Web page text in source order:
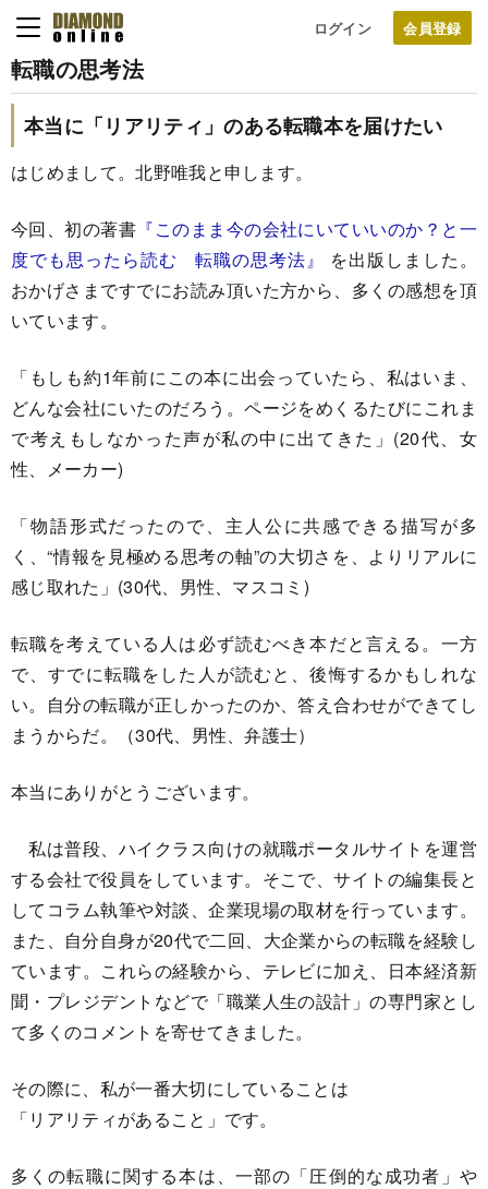
ログイン
転職の思考法
本当に「リアリティ」のある転職本を届けたい
はじめまして。北野唯我と申します。
今回、初の著書 『このまま今の会社にいていいのか？と一
度でも思ったら読む 転職の思考法』
を出版しました。
おかげさまですでにお読み頂いた方から、多くの感想を頂
いています。
「もしも約1年前にこの本に出会っていたら、私はいま、
どんな会社にいたのだろう。ページをめくるたびにこれま
で考えもしなかった声が私の中に出てきた」(20代、女
性、メーカー)
「物語形式だったので、主人公に共感できる描写が多
く、“情報を見極める思考の軸”の大切さを、よりリアルに
感じ取れた」(30代、男性、マスコミ)
転職を考えている人は必ず読むべき本だと言える。一方
で、すでに転職をした人が読むと、後悔するかもしれな
い。自分の転職が正しかったのか、答え合わせができてし
まうからだ。（30代、男性、弁護士）
本当にありがとうございます。
私は普段、ハイクラス向けの就職ポータルサイトを運営
する会社で役員をしています。そこで、サイトの編集長と
してコラム執筆や対談、企業現場の取材を行っています。
また、自分自身が20代で二回、大企業からの転職を経験し
ています。これらの経験から、テレビに加え、日本経済新
聞・プレジデントなどで「職業人生の設計」の専門家とし
て多くのコメントを寄せてきました。
その際に、私が一番大切にしていることは
「リアリティがあること」です。
多くの転職に関する本は、一部の「圧倒的な成功者」や